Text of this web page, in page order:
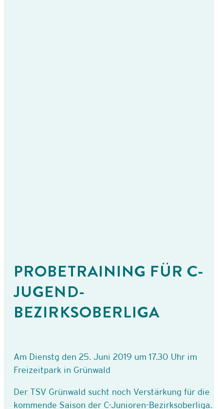
PROBETRAINING FÜR C-
JUGEND-
BEZIRKSOBERLIGA
Am Dienstg den 25. Juni 2019 um 17.30 Uhr im
Freizeitpark in Grünwald
Der TSV Grünwald sucht noch Verstärkung für die
kommende Saison der C-Junioren-Bezirksoberliga.